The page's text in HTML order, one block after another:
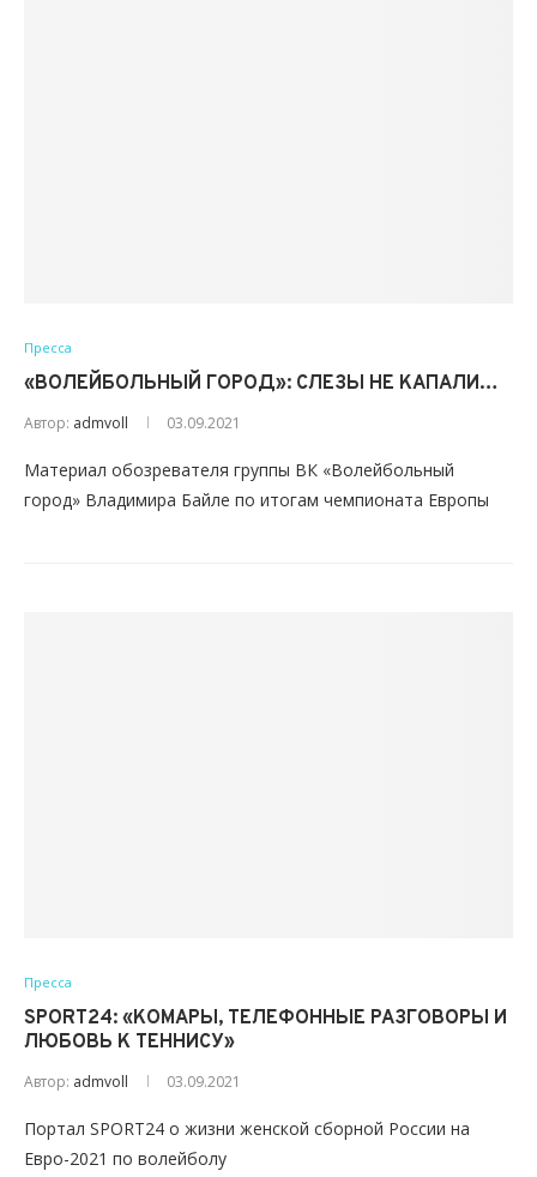
Пресса
«ВОЛЕЙБОЛЬНЫЙ ГОРОД»: СЛЕЗЫ НЕ КАПАЛИ…
Автор: admvoll 03.09.2021
Материал обозревателя группы ВК «Волейбольный
город» Владимира Байле по итогам чемпионата Европы
Пресса
SPORT24: «КОМАРЫ, ТЕЛЕФОННЫЕ РАЗГОВОРЫ И
ЛЮБОВЬ К ТЕННИСУ»
Автор: admvoll 03.09.2021
Портал SPORT24 о жизни женской сборной России на
Евро-2021 по волейболу